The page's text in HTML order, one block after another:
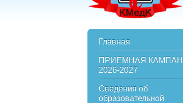
Главная
ПРИЕМНАЯ
2026-2027
Сведения об
образовательной